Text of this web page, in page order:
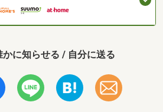
かに知らせる / 自分に送る